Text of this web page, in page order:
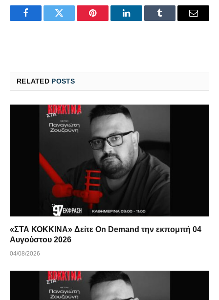
FacebookTwitter Pinterest LinkedInTumblr Email
RELATED POSTS
«ΣΤΑ ΚΟΚΚΙΝΑ» Δείτε On Demand την εκπομπή 04
Αυγούστου 2026
04/08/2026